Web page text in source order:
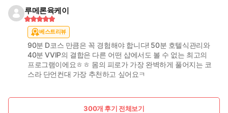
루메론육케이
베스트리뷰
90분 D코스 만큼은 꼭 경험해야 합니다! 50분 호텔식관리와
40분 VVIP의 결합은 다른 어떤 샵에서도 볼 수 없는 최고의
프로그램이에요ㅎㅎ 몸의 피로가 가장 완벽하게 풀어지는 코
스라 단언컨대 가장 추천하고 싶어요ㅋ
300개 후기 전체보기